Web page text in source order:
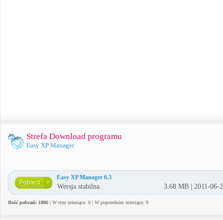
Strefa Download programu
Easy XP Manager
Easy XP Manager 6.3
Wersja stabilna 3.68 MB | 2011-06-
Ilość pobrań: 1886 | W tym miesiącu: 0 | W poprzednim miesiącu: 9